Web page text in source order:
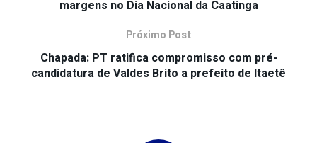
margens no Dia Nacional da Caatinga
Próximo Post
Chapada: PT ratifica compromisso com pré-
candidatura de Valdes Brito a prefeito de Itaetê